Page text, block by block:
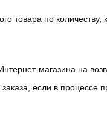
товара по количеству,
магазина на
если в процессе